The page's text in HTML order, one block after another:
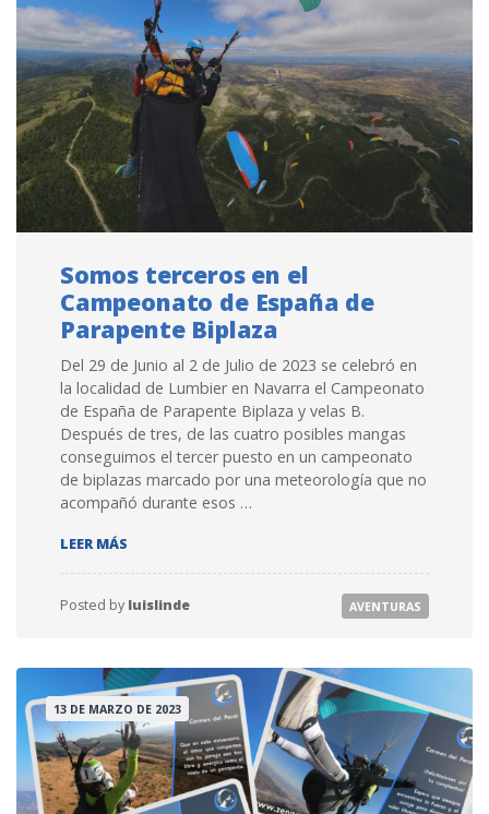
Somos terceros en el
Campeonato de España de
Parapente Biplaza
Del 29 de Junio al 2 de Julio de 2023 se celebró en
la localidad de Lumbier en Navarra el Campeonato
de España de Parapente Biplaza y velas B.
Después de tres, de las cuatro posibles mangas
conseguimos el tercer puesto en un campeonato
de biplazas marcado por una meteorología que no
acompañó durante esos …
LEER MÁS
Posted by luislinde AVENTURAS
13 DE MARZO DE 2023